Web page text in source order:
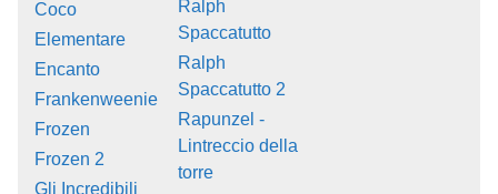
Coco
Elementare
Encanto
Frankenweenie
Frozen
Frozen 2
Gli Incredibili
Ralph
Spaccatutto
Ralph
Spaccatutto 2
Rapunzel -
Lintreccio della
torre